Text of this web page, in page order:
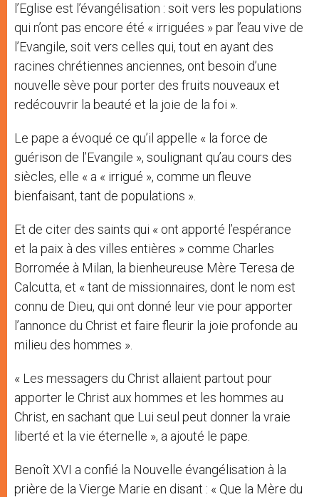
l’Eglise est l’évangélisation : soit vers les populations
qui n’ont pas encore été « irriguées » par l’eau vive de
l’Evangile, soit vers celles qui, tout en ayant des
racines chrétiennes anciennes, ont besoin d’une
nouvelle sève pour porter des fruits nouveaux et
redécouvrir la beauté et la joie de la foi ».
Le pape a évoqué ce qu’il appelle « la force de
guérison de l’Evangile », soulignant qu’au cours des
siècles, elle « a « irrigué », comme un fleuve
bienfaisant, tant de populations ».
Et de citer des saints qui « ont apporté l’espérance
et la paix à des villes entières » comme Charles
Borromée à Milan, la bienheureuse Mère Teresa de
Calcutta, et « tant de missionnaires, dont le nom est
connu de Dieu, qui ont donné leur vie pour apporter
l’annonce du Christ et faire fleurir la joie profonde au
milieu des hommes ».
« Les messagers du Christ allaient partout pour
apporter le Christ aux hommes et les hommes au
Christ, en sachant que Lui seul peut donner la vraie
liberté et la vie éternelle », a ajouté le pape.
Benoît XVI a confié la Nouvelle évangélisation à la
prière de la Vierge Marie en disant : « Que la Mère du